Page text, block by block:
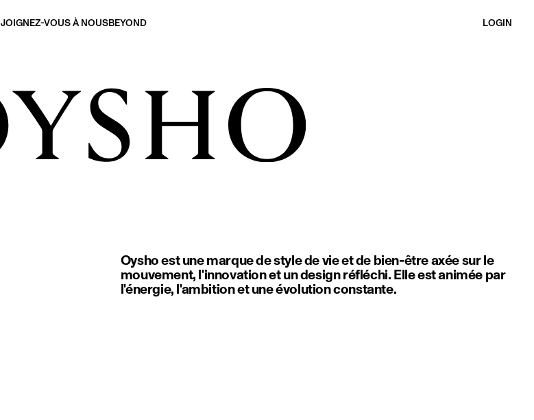
JOIGNEZ-VOUS À NOUSBEYOND LOGIN
Oysho est une marque de style de vie et de bien-être axée sur le
mouvement, l'innovation et un design réfléchi. Elle est animée par
l'énergie, l'ambition et une évolution constante.